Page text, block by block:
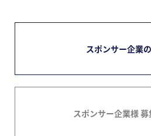
スポンサー企業
スポンサー企業様